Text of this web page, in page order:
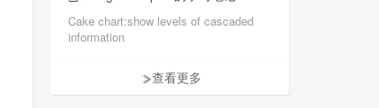
Cake chart:show levels of cascaded
information
查看更多